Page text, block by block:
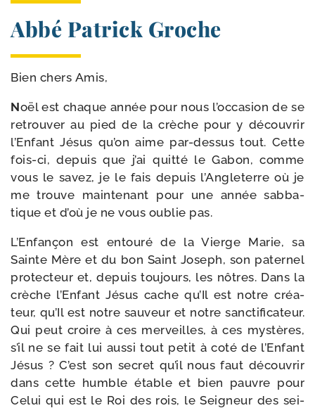
Abbé Patrick Groche
Bien chers Amis,
Noël est chaque année pour nous l’occasion de se
retrou­ver au pied de la crèche pour y décou­vrir
l’Enfant Jésus qu’on aime par-​dessus tout. Cette
fois-​ci, depuis que j’ai quit­té le Gabon, comme
vous le savez, je le fais depuis l’Angleterre où je
me trouve main­te­nant pour une année sab­ba­
tique et d’où je ne vous oublie pas.
L’Enfançon est entou­ré de la Vierge Marie, sa
Sainte Mère et du bon Saint Joseph, son pater­nel
pro­tec­teur et, depuis tou­jours, les nôtres. Dans la
crèche l’Enfant Jésus cache qu’Il est notre créa­
teur, qu’Il est notre sau­veur et notre sanc­ti­fi­ca­teur.
Qui peut croire à ces mer­veilles, à ces mys­tères,
s’il ne se fait lui aus­si tout petit à coté de l’Enfant
Jésus ? C’est son secret qu’il nous faut décou­vrir
dans cette humble étable et bien pauvre pour
Celui qui est le Roi des rois, le Seigneur des sei­